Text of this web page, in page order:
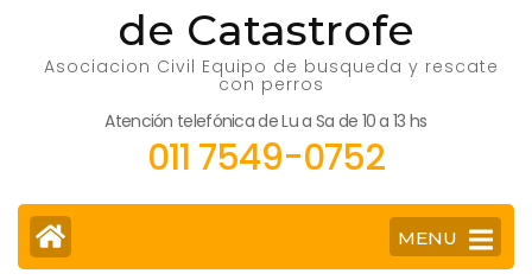
de Catastrofe
Asociacion Civil Equipo de busqueda y rescate
con perros
Atención telefónica de Lu a Sa de 10 a 13 hs
011 7549-0752
MENU